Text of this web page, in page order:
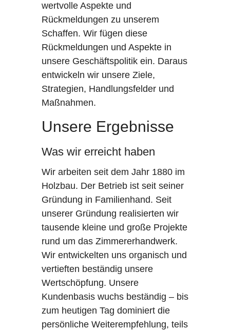
wertvolle Aspekte und
Rückmeldungen zu unserem
Schaffen. Wir fügen diese
Rückmeldungen und Aspekte in
unsere Geschäftspolitik ein. Daraus
entwickeln wir unsere Ziele,
Strategien, Handlungsfelder und
Maßnahmen.
Unsere Ergebnisse
Was wir erreicht haben
Wir arbeiten seit dem Jahr 1880 im
Holzbau. Der Betrieb ist seit seiner
Gründung in Familienhand. Seit
unserer Gründung realisierten wir
tausende kleine und große Projekte
rund um das Zimmererhandwerk.
Wir entwickelten uns organisch und
vertieften beständig unsere
Wertschöpfung. Unsere
Kundenbasis wuchs beständig – bis
zum heutigen Tag dominiert die
persönliche Weiterempfehlung, teils